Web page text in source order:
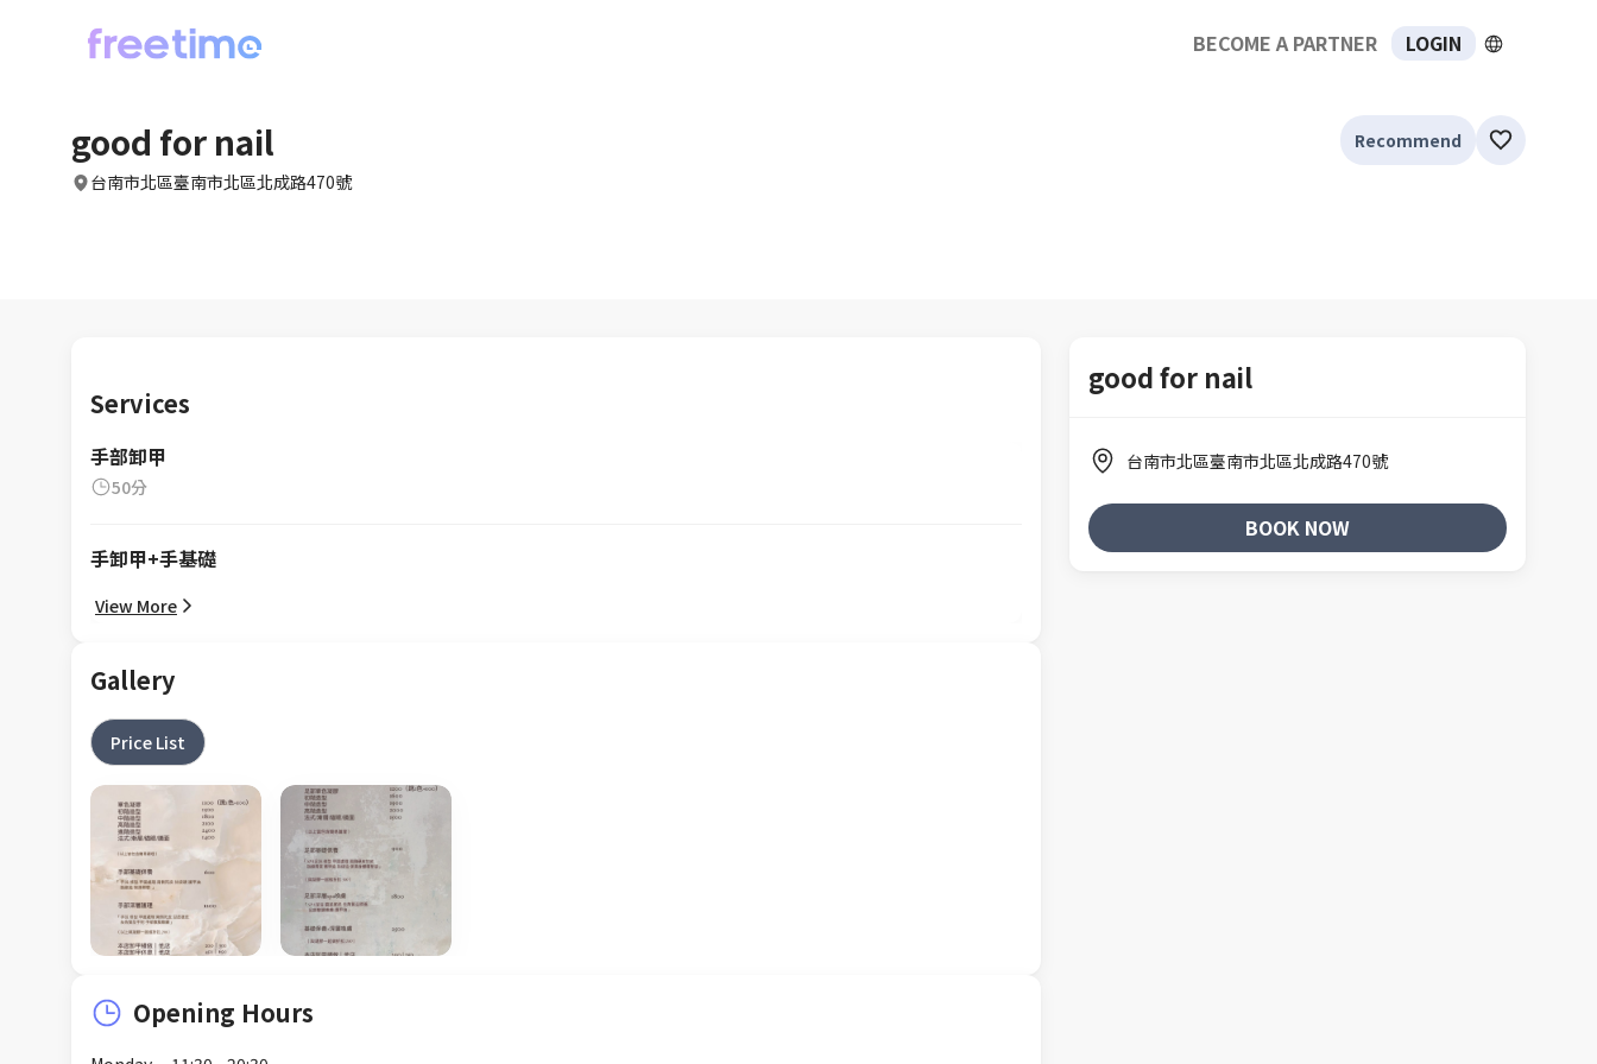
BECOME A PARTNER LOGIN
good for nail
台南市北區臺南市北區北成路470號
Recommend
Services
手部卸甲
50分
手卸甲+手基礎
View More
Gallery
Price List
Opening Hours
good for nail
台南市北區臺南市北區北成路470號
BOOK NOW